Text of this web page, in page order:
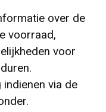
over de
voorraad,
voor
indienen via de